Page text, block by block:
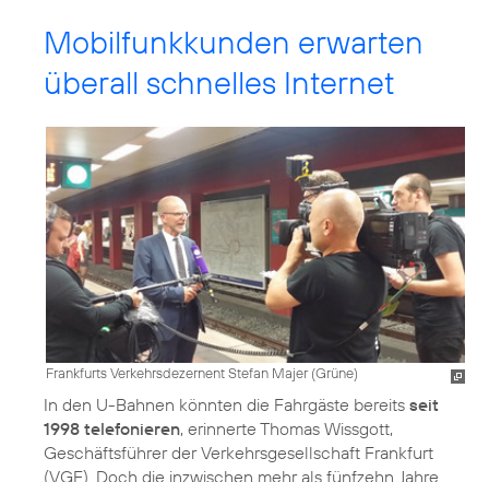
Mobilfunkkunden erwarten
überall schnelles Internet
Frankfurts Verkehrsdezernent Stefan Majer (Grüne)
In den U-Bahnen könnten die Fahrgäste bereits seit
1998 telefonieren, erinnerte Thomas Wissgott,
Geschäftsführer der Verkehrsgesellschaft Frankfurt
(VGF). Doch die inzwischen mehr als fünfzehn Jahre